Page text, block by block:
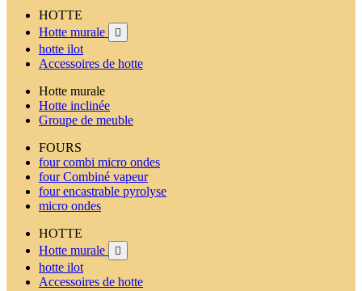
HOTTE
Hotte murale

hotte ilot
Accessoires de hotte
Hotte murale
Hotte inclinée
Groupe de meuble
FOURS
four combi micro ondes
four Combiné vapeur
four encastrable pyrolyse
micro ondes
HOTTE
Hotte murale

hotte ilot
Accessoires de hotte